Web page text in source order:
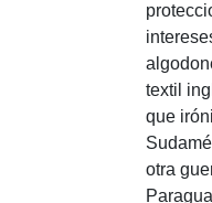
textil
que
otra